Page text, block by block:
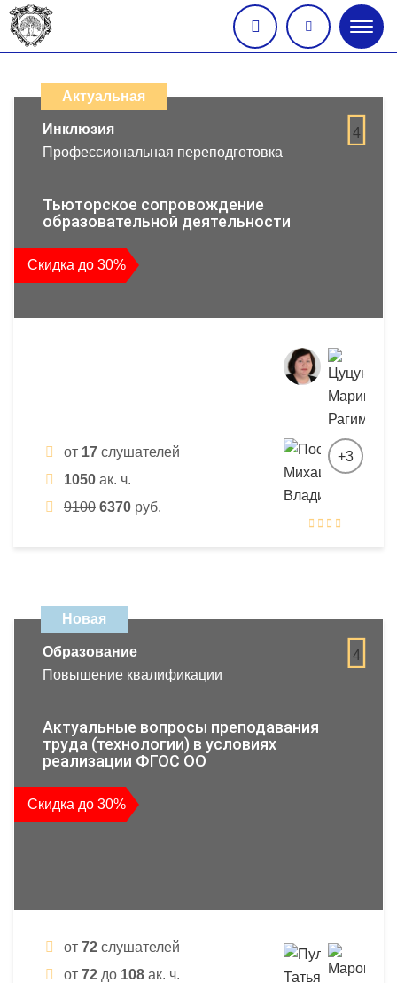
меню
дистанционных
образовательных
повышения
квалификации
и
профессиональной
Актуальная
4
Инклюзия
Профессиональная переподготовка
Тьюторское сопровождение
образовательной деятельности
Скидка до 30%
от 17 слушателей
1050 ак. ч.
9100 6370 руб.
+3
Новая
4
Образование
Повышение квалификации
Актуальные вопросы преподавания
труда (технологии) в условиях
реализации ФГОС ОО
Скидка до 30%
от 72 слушателей
от 72 до 108 ак. ч.